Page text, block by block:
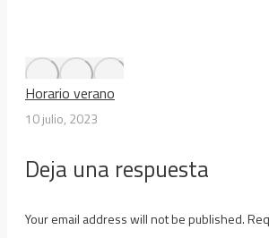
Horario verano
10 julio, 2023
Deja una respuesta
Your email address will not be published.